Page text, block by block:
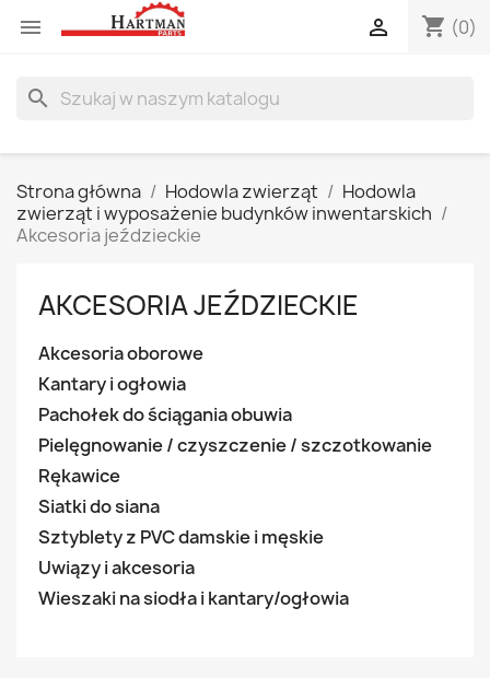
 shopping_cart (0)

search
Strona główna Hodowla zwierząt
Hodowla
zwierząt i wyposażenie budynków inwentarskich
Akcesoria jeździeckie
AKCESORIA JEŹDZIECKIE
Akcesoria oborowe
Kantary i ogłowia
Pachołek do ściągania obuwia
Pielęgnowanie / czyszczenie / szczotkowanie
Rękawice
Siatki do siana
Sztyblety z PVC damskie i męskie
Uwiązy i akcesoria
Wieszaki na siodła i kantary/ogłowia